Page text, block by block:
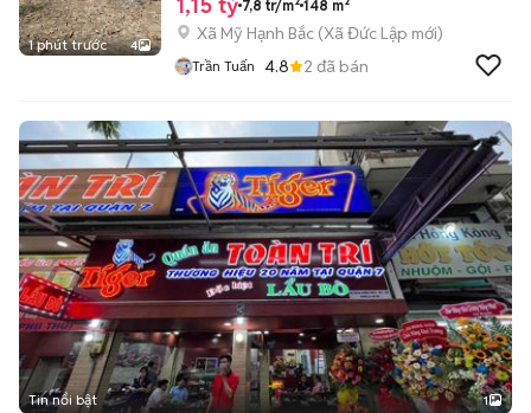
1 phút trước 4
7,8 tr/m² 148 m²
Xã Mỹ Hạnh Bắc (Xã Đức Lập mới)
Trần Tuấn 4.8 2 đã bán
Tin nổi bật 1